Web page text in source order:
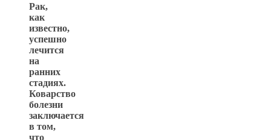
Рак,
как
известно,
успешно
лечится
на
ранних
стадиях.
Коварство
болезни
заключается
в том,
что